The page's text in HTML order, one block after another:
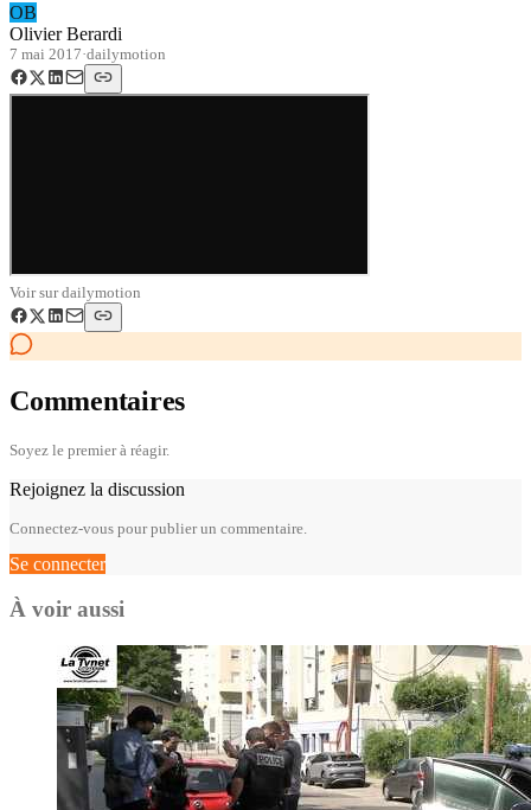
OB
Olivier Berardi
7 mai 2017·dailymotion
Voir surdailymotion
Commentaires
Soyez le premier à réagir.
Rejoignez la discussion
Connectez-vous pour publier un commentaire.
Se connecter
À voir aussi